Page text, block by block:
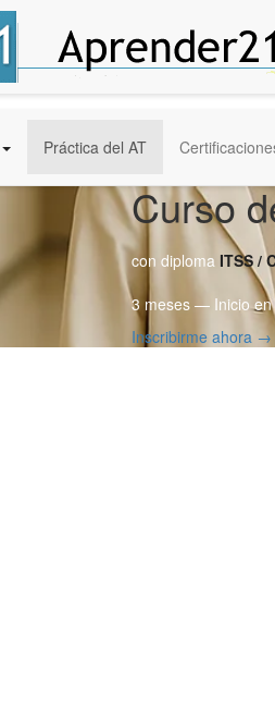
Práctica del AT
Curso
con diploma ITSS /
3 meses — Inicio en
Inscribirme ahora →